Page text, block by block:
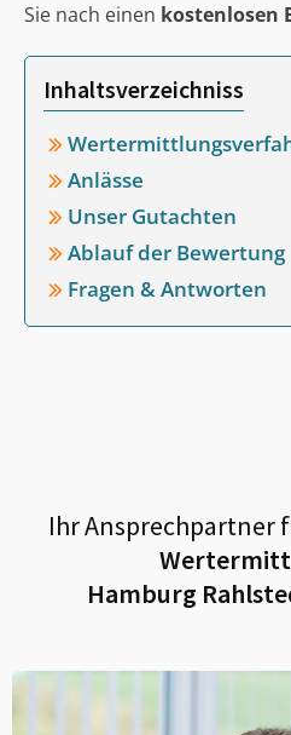
Sie nach einen kostenlosen
Inhaltsverzeichniss
Anlässe
Unser Gutachten
Ablauf der Bewertung
Fragen & Antworten
Ihr Ansprechpartner
Hamburg